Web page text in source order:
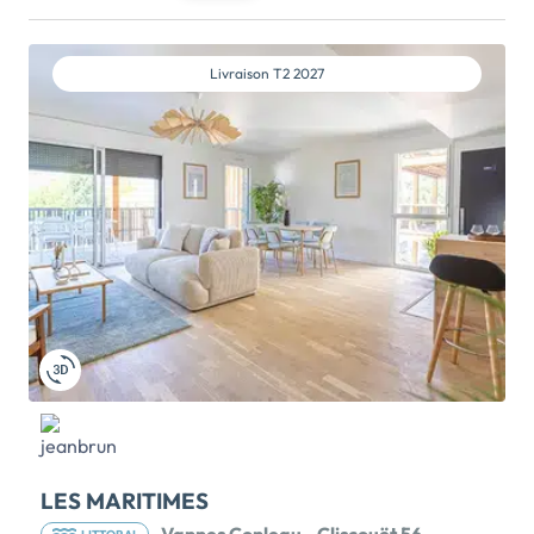
cœur historique de Vannes, avec ses rues pavées,
ruelles étroites, ses maisons à colombages ainsi que
de nombreuses boutiques et restaurants. Elle se situe
à quelques minutes à pied du centre historique, de la
promenade des remparts et des écoles tandis que
l’étang du Duc invite à d’agréables balades en famille
autour de l’eau. Une ligne de bus […] Voir le
programme immobilier neuf >>
Livraison T2 2027
LES MARITIMES